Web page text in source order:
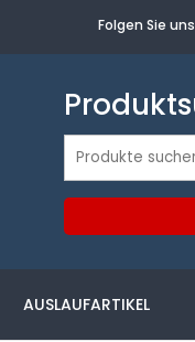
Folgen Sie
Suchen
AUSLAUFARTIKEL